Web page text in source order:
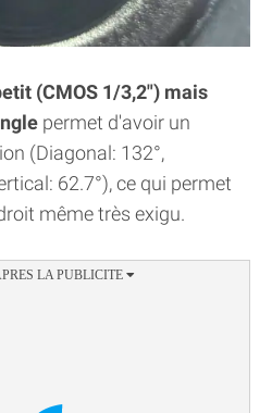
(CMOS 1/3,2") mais
permet d'avoir un
(Diagonal: 132°,
62.7°), ce qui permet
même très exigu.